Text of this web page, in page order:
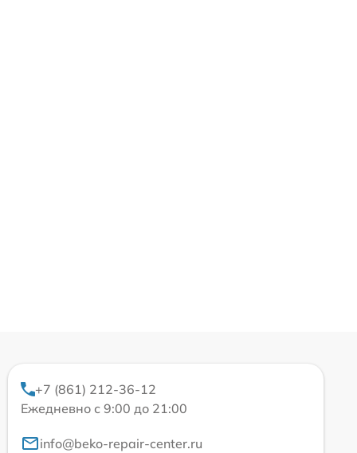
+7 (861) 212-36-12
Ежедневно с 9:00 до 21:00
info@beko-repair-center.ru